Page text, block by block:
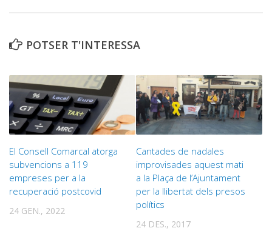
POTSER T'INTERESSA
El Consell Comarcal atorga
subvencions a 119
empreses per a la
recuperació postcovid
24 GEN., 2022
Cantades de nadales
improvisades aquest mati
a la Plaça de l’Ajuntament
per la llibertat dels presos
polítics
24 DES., 2017